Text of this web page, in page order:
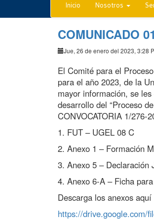
Inicio Nosotros
COMUNICADO
Jue, 26 de enero del 2023, 3:28
El Comité para el
para el año 2023, de la
mayor información, se
desarrollo del “Proceso
CONVOCATORIA 1/276-
1. FUT – UGEL 08 C
2. Anexo 1 – Formación
3. Anexo 5 – Declaración
4. Anexo 6-A – Ficha
Descarga los anexos aquí
https://drive.google.com/